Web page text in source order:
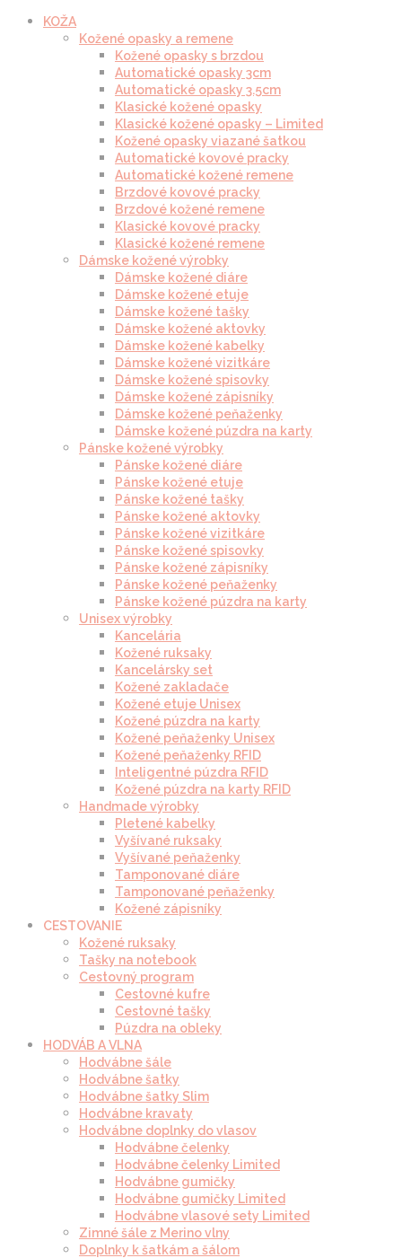
KOŽA
Kožené opasky a remene
Kožené opasky s brzdou
Automatické opasky 3cm
Automatické opasky 3.5cm
Klasické kožené opasky
Klasické kožené opasky – Limited
Kožené opasky viazané šatkou
Automatické kovové pracky
Automatické kožené remene
Brzdové kovové pracky
Brzdové kožené remene
Klasické kovové pracky
Klasické kožené remene
Dámske kožené výrobky
Dámske kožené diáre
Dámske kožené etuje
Dámske kožené tašky
Dámske kožené aktovky
Dámske kožené kabelky
Dámske kožené vizitkáre
Dámske kožené spisovky
Dámske kožené zápisníky
Dámske kožené peňaženky
Dámske kožené púzdra na karty
Pánske kožené výrobky
Pánske kožené diáre
Pánske kožené etuje
Pánske kožené tašky
Pánske kožené aktovky
Pánske kožené vizitkáre
Pánske kožené spisovky
Pánske kožené zápisníky
Pánske kožené peňaženky
Pánske kožené púzdra na karty
Unisex výrobky
Kancelária
Kožené ruksaky
Kancelársky set
Kožené zakladače
Kožené etuje Unisex
Kožené púzdra na karty
Kožené peňaženky Unisex
Kožené peňaženky RFID
Inteligentné púzdra RFID
Kožené púzdra na karty RFID
Handmade výrobky
Pletené kabelky
Vyšívané ruksaky
Vyšívané peňaženky
Tamponované diáre
Tamponované peňaženky
Kožené zápisníky
CESTOVANIE
Kožené ruksaky
Tašky na notebook
Cestovný program
Cestovné kufre
Cestovné tašky
Púzdra na obleky
HODVÁB A VLNA
Hodvábne šále
Hodvábne šatky
Hodvábne šatky Slim
Hodvábne kravaty
Hodvábne doplnky do vlasov
Hodvábne čelenky
Hodvábne čelenky Limited
Hodvábne gumičky
Hodvábne gumičky Limited
Hodvábne vlasové sety Limited
Zimné šále z Merino vlny
Doplnky k šatkám a šálom